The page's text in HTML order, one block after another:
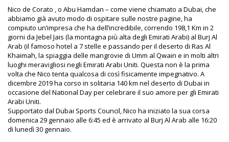
Nico de Corato , o Abu Hamdan – come viene chiamato a Dubai, che
abbiamo già avuto modo di ospitare sulle nostre pagine, ha
compiuto un’impresa che ha dell’incredibile, correndo 198,1 Km in 2
giorni da Jebel Jais (la montagna più alta degli Emirati Arabi) al Burj Al
Arab (il famoso hotel a 7 stelle e passando per il deserto di Ras Al
Khaimah, la spiaggia delle mangrovie di Umm al Qwain e in molti altri
luoghi meravigliosi negli Emirati Arabi Uniti. Questa non è la prima
volta che Nico tenta qualcosa di così fisicamente impegnativo. A
dicembre 2019 ha corso in solitaria 140 km nel deserto di Dubai in
occasione del National Day per celebrare il suo amore per gli Emirati
Arabi Uniti.
Supportato dal Dubai Sports Council, Nico ha iniziato la sua corsa
domenica 29 gennaio alle 6:45 ed è arrivato al Burj Al Arab alle 16:20
di lunedì 30 gennaio.